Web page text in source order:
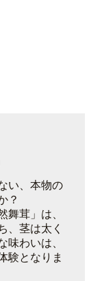
い、本物の
？
舞茸」は、
、茎は太く
味わいは、
験となりま